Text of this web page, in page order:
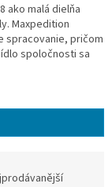
ako malá dielňa
Maxpedition
spracovanie, pričom
spoločnosti sa